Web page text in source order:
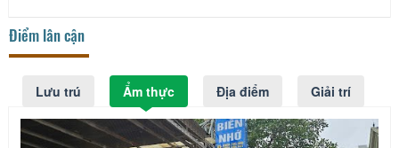
Điểm lân cận
Lưu trú Ẩm thực Địa điểm Giải trí